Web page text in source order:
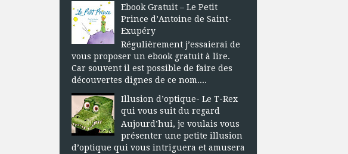
Ebook Gratuit – Le Petit
Prince d’Antoine de Saint-
Exupéry
Régulièrement j’essaierai de
vous proposer un ebook gratuit à lire.
Car souvent il est possible de faire des
découvertes dignes de ce nom....
Illusion d’optique- Le T-Rex
qui vous suit du regard
Aujourd’hui, je voulais vous
présenter une petite illusion
d’optique qui vous intriguera et amusera